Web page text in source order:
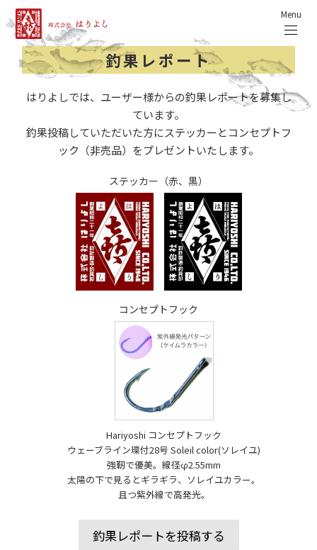
Menu
釣果レポート
はりよしでは、ユーザー様からの釣果レポートを募集し
ています。
釣果投稿していただいた方にステッカーとコンセプトフ
ック（非売品）をプレゼントいたします。
ステッカー（赤、黒）
コンセプトフック
Hariyoshi コンセプトフック
ウェーブライン環付28号 Soleil color(ソレイユ)
強靭で優美。線径φ2.55mm
太陽の下で見るとギラギラ、ソレイユカラー。
且つ紫外線で高発光。
釣果レポートを投稿する